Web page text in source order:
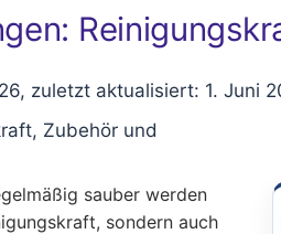
zuletzt aktualisiert: 1. Juni
sauber werden
sondern auch